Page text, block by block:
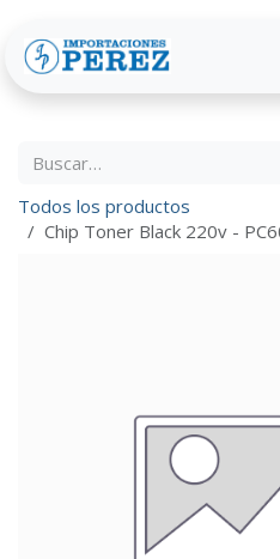
Todos los productos
Chip Toner Black 220v -